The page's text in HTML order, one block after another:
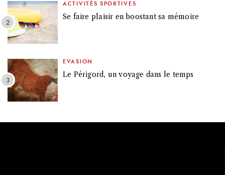
ACTIVITÉS SPORTIVES
Se faire plaisir en boostant sa mémoire
EVASION
Le Périgord, un voyage dans le temps